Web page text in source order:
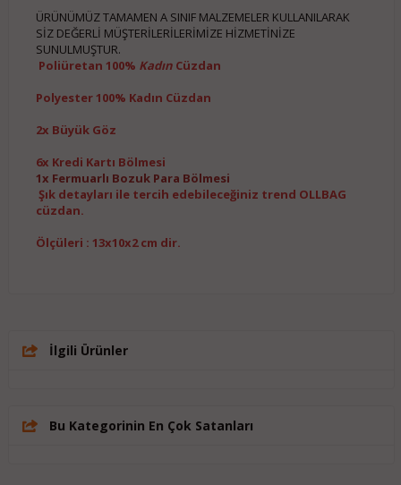
ÜRÜNÜMÜZ TAMAMEN A SINIF MALZEMELER KULLANILARAK
SİZ DEĞERLİ MÜŞTERİLERİLERİMİZE HİZMETİNİZE
SUNULMUŞTUR.
Poliüretan 100% KadınCüzdan
Polyester 100% Kadın Cüzdan
2x Büyük Göz
6x Kredi Kartı Bölmesi
1x Fermuarlı Bozuk Para Bölmesi
Şık detayları ile tercih edebileceğiniz trend OLLBAG
cüzdan.
Ölçüleri : 13x10x2 cm dir.
İlgili Ürünler
Bu Kategorinin En Çok Satanları